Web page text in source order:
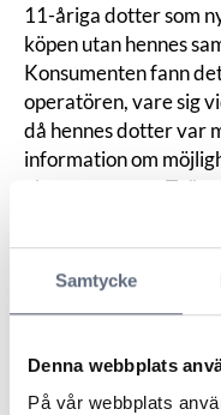
Samtycke
Denna webbplats
På vår webbplats
11-åriga dotter som
köpen utan hennes
Konsumenten fann
operatören, vare sig
då hennes dotter var
information om
abonnemanget.
operatören velat att
hon delade med sin
var oetiskt av
omfattande köp av